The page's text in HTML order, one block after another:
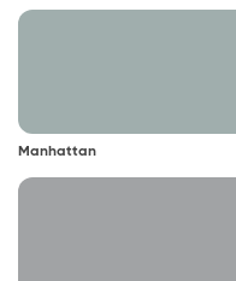
Manhattan